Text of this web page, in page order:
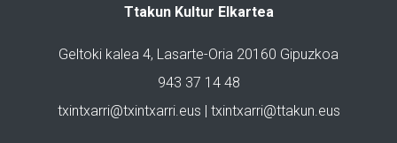
Ttakun Kultur Elkartea
Geltoki kalea 4, Lasarte-Oria 20160 Gipuzkoa
943 37 14 48
txintxarri@txintxarri.eus | txintxarri@ttakun.eus